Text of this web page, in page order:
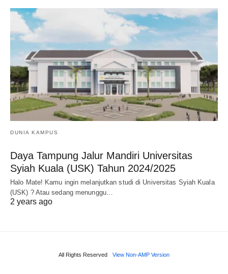
DUNIA KAMPUS
Daya Tampung Jalur Mandiri Universitas
Syiah Kuala (USK) Tahun 2024/2025
Halo Mate! Kamu ingin melanjutkan studi di Universitas Syiah Kuala
(USK) ? Atau sedang menunggu…
2 years ago
All Rights Reserved View Non-AMP Version